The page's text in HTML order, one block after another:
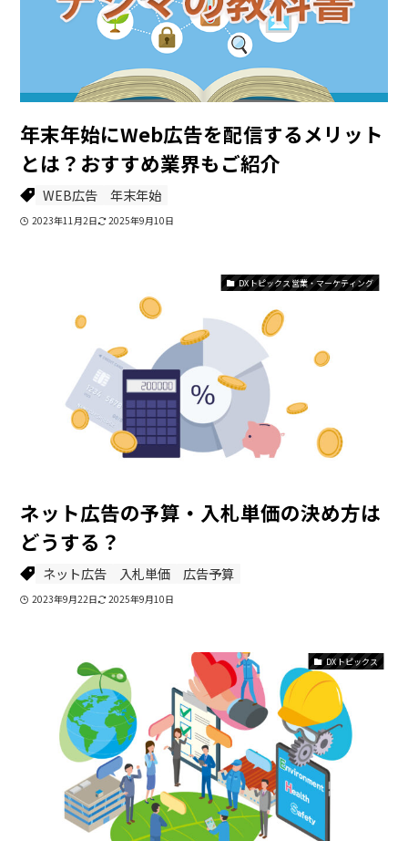
年末年始にWeb広告を配信するメリット
とは？おすすめ業界もご紹介
WEB広告 年末年始
2023年11月2日 2025年9月10日
DXトピックス 営業・マーケティング
ネット広告の予算・入札単価の決め方は
どうする？
ネット広告 入札単価 広告予算
2023年9月22日 2025年9月10日
DXトピックス